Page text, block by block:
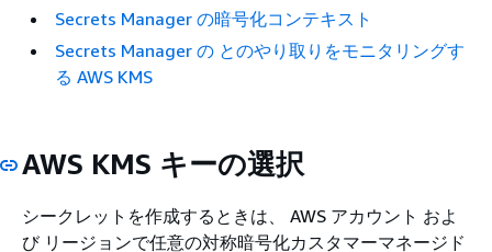
Secrets Manager の暗号化コンテキスト
Secrets Manager の とのやり取りをモニタリングす
る AWS KMS
AWS KMS キーの選択
シークレットを作成するときは、 AWS アカウント およ
び リージョンで任意の対称暗号化カスタマーマネージド